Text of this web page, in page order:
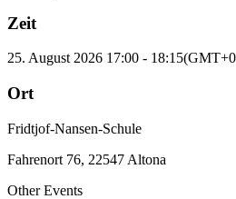
Zeit
25. August 2026 17:00 - 18:15
Ort
Fridtjof-Nansen-Schule
Fahrenort 76, 22547 Altona
Other Events